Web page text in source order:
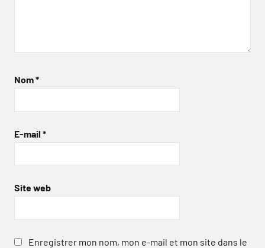
Nom*
E-mail *
Site web
Enregistrer mon nom, mon e-mail et mon site dans le